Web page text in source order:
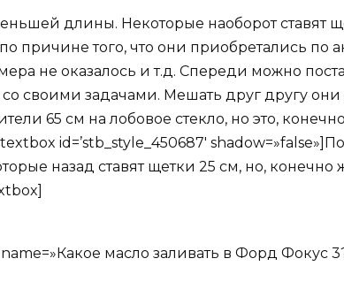
длины. Некоторые наоборот ставят
причине того, что они приобретались по
не оказалось и т.д. Спереди можно
со своими задачами. Мешать друг другу
65 см на лобовое стекло, но это,
id=’stb_style_450687′
назад ставят щетки 25 см, но,
name=»Какое масло заливать в Форд Фокус